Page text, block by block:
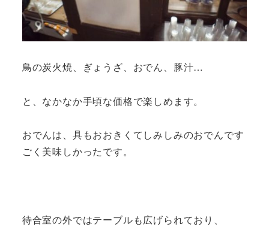
鳥の炭火焼、ぎょうざ、おでん、豚汁…
と、なかなか手頃な価格で楽しめます。
おでんは、具もおおきくてしみしみのおでんです
ごく美味しかったです。
待合室の外ではテーブルも広げられており、